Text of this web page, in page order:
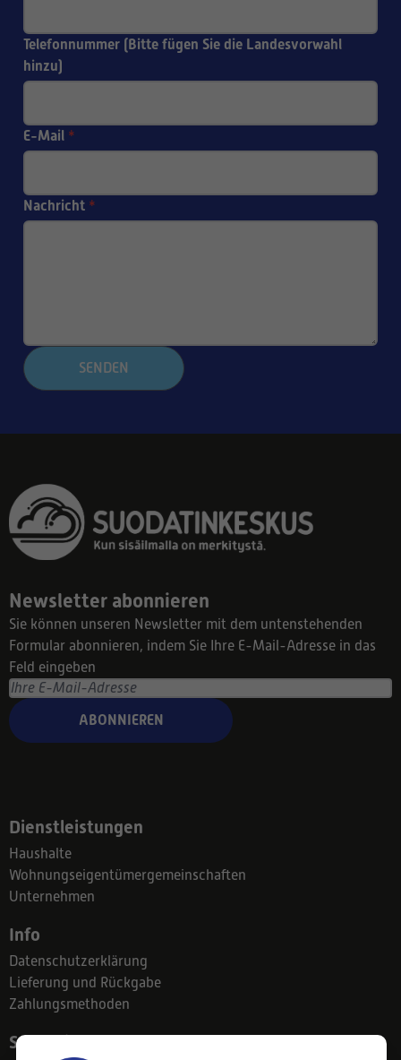
Telefonnummer (Bitte fügen Sie die Landesvorwahl
hinzu)
E-Mail *
Nachricht *
SENDEN
Newsletter abonnieren
Sie können unseren Newsletter mit dem untenstehenden
Formular abonnieren, indem Sie Ihre E-Mail-Adresse in das
Feld eingeben
ABONNIEREN
Dienstleistungen
Haushalte
Wohnungseigentümergemeinschaften
Unternehmen
Info
Datenschutzerklärung
Lieferung und Rückgabe
Zahlungsmethoden
Suodatinkeskus